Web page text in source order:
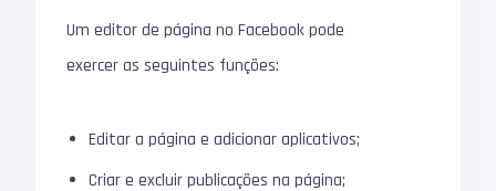
Um editor de página no Facebook pode
exercer as seguintes funções:
Editar a página e adicionar aplicativos;
Criar e excluir publicações na página;